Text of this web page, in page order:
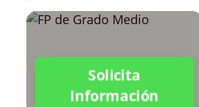
Solicita
Información